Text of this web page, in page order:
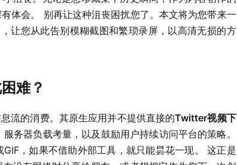
体会。 别再让这种沮丧困扰您了。本文将为您带来一
让您从此告别模糊截图和繁琐录屏，以高清无损的方
难？
流的消费。其原生应用并不提供直接的Twitter视频下
务器负载考量，以及鼓励用户持续访问平台的策略。
，如果不借助外部工具，就只能昙花一现。 这正是